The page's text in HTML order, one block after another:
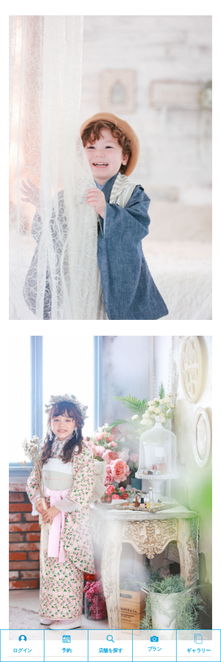
ログイン 予約 店舗を探す プラン ギャラリー